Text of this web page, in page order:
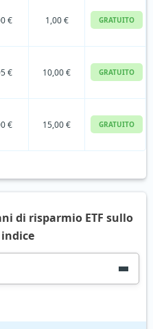
€ 1,00 € GRATUITO
€ 10,00 € GRATUITO
€ 15,00 € GRATUITO
di risparmio ETF sullo